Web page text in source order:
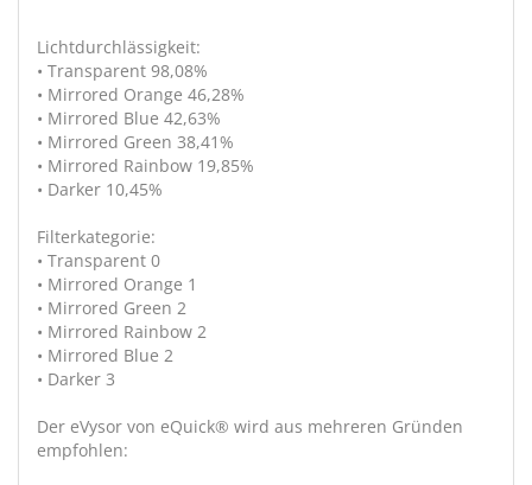
Lichtdurchlässigkeit:
• Transparent 98,08%
• Mirrored Orange 46,28%
• Mirrored Blue 42,63%
• Mirrored Green 38,41%
• Mirrored Rainbow 19,85%
• Darker 10,45%
Filterkategorie:
• Transparent 0
• Mirrored Orange 1
• Mirrored Green 2
• Mirrored Rainbow 2
• Mirrored Blue 2
• Darker 3
Der eVysor von eQuick® wird aus mehreren Gründen
empfohlen: